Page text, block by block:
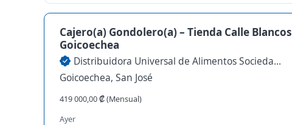
Cajero(a) Gondolero(a) – Tienda Calle Blancos
Goicoechea
Distribuidora Universal de Alimentos Sociedad Anónima
Goicoechea, San José
419 000,00 ₡ (Mensual)
Ayer